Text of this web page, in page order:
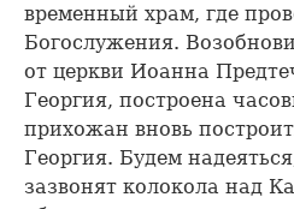
временный храм, где
Богослужения.
от церкви Иоанна
Георгия, построена
прихожан вновь
Георгия. Будем
зазвонят колокола над